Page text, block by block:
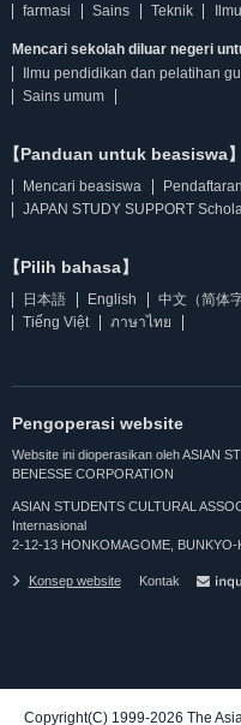
farmasi
Sains Teknik
Mencari sekolah diluar negeri
Ilmu pendidikan dan pelatihan
Sains umum
【Panduan untuk beasiswa】
Mencari beasiswa
JAPAN STUDY SUPPORT
【Pilih bahasa】
日本語 English 中文（简体字
Tiếng Việt
ภาษาไทย
Pengoperasi website
Website ini dioperasikan oleh ASIAN
BENESSE CORPORATION
ASIAN STUDENTS CULTURAL
Internasional
2-12-13 HONKOMAGOME,
Konsep website Kontak
Copyright(C) 1999-2026 The